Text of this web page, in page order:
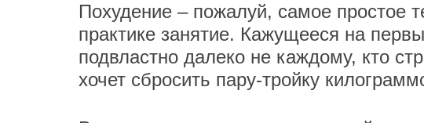
Похудение – пожалуй, самое простое
практике занятие. Кажущееся на
подвластно далеко не каждому, кто
хочет сбросить пару-тройку